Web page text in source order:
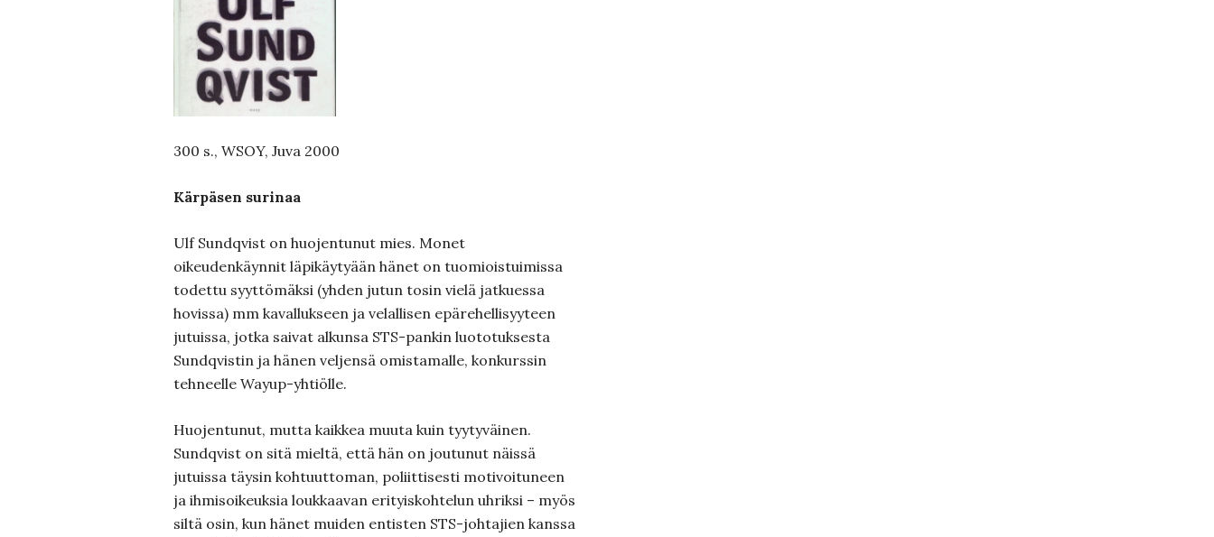
300 s., WSOY, Juva 2000
Kärpäsen surinaa
Ulf Sundqvist on huojentunut mies. Monet
oikeudenkäynnit läpikäytyään hänet on tuomioistuimissa
todettu syyttömäksi (yhden jutun tosin vielä jatkuessa
hovissa) mm kavallukseen ja velallisen epärehellisyyteen
jutuissa, jotka saivat alkunsa STS-pankin luototuksesta
Sundqvistin ja hänen veljensä omistamalle, konkurssin
tehneelle Wayup-yhtiölle.
Huojentunut, mutta kaikkea muuta kuin tyytyväinen.
Sundqvist on sitä mieltä, että hän on joutunut näissä
jutuissa täysin kohtuuttoman, poliittisesti motivoituneen
ja ihmisoikeuksia loukkaavan erityiskohtelun uhriksi – myös
siltä osin, kun hänet muiden entisten STS-johtajien kanssa